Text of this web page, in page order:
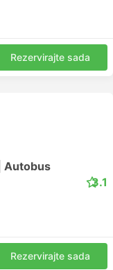
Rezervirajte sada
Autobus
3.1
Rezervirajte sada